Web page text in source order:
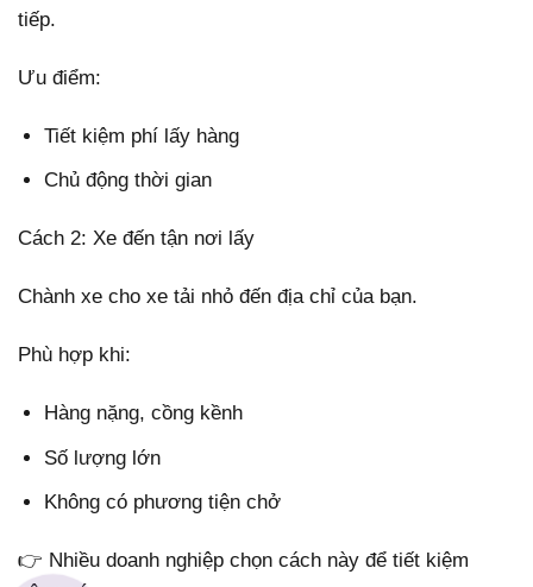
tiếp.
Ưu điểm:
Tiết kiệm phí lấy hàng
Chủ động thời gian
Cách 2: Xe đến tận nơi lấy
Chành xe cho xe tải nhỏ đến địa chỉ của bạn.
Phù hợp khi:
Hàng nặng, cồng kềnh
Số lượng lớn
Không có phương tiện chở
👉 Nhiều doanh nghiệp chọn cách này để tiết kiệm